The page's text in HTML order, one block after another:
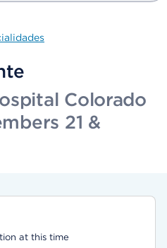
Colorado
21 &
at this time